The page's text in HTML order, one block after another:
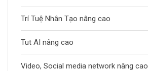
Trí Tuệ Nhân Tạo nâng cao
Tut AI nâng cao
Video, Social media network nâng cao